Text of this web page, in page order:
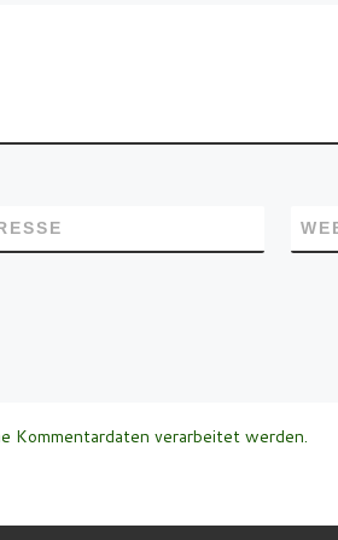
Kommentardaten verarbeitet werden.